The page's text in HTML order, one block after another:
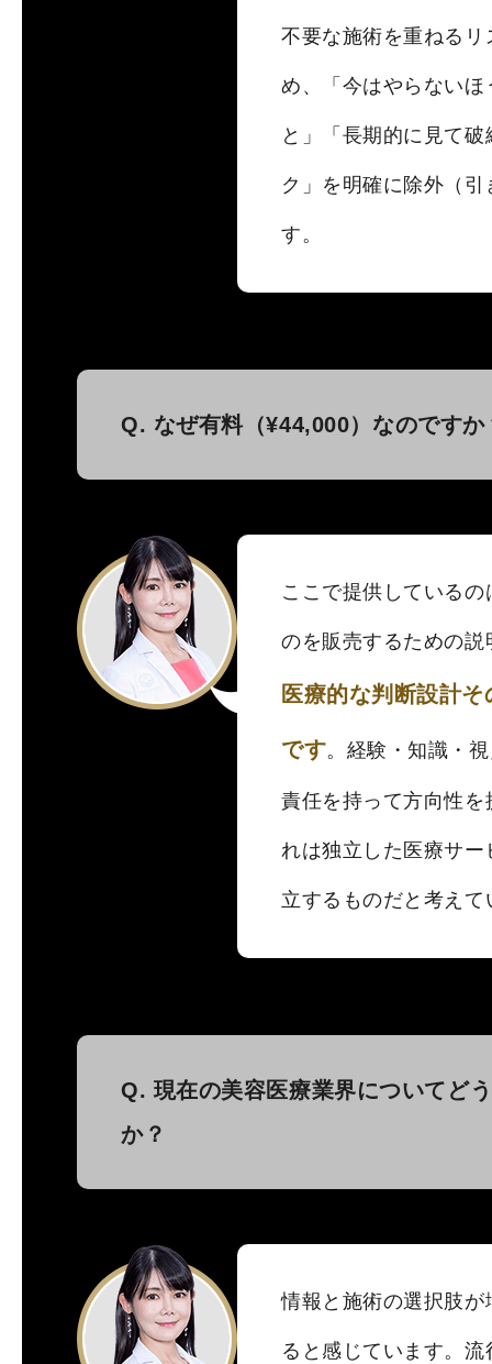
不要な施術を重ねるリ
め、「今はやらないほ
と」「長期的に見て破
ク」を明確に除外（引
す。
Q. なぜ有料（¥44,000）なのですか
ここで提供している
のを販売するための説
医療的な判断設計
です。経験・知識・
責任を持って方向性を
れは独立した医療サー
立するものだと考えて
Q. 現在の美容医療業界についてど
か？
情報と施術の選択肢が
ると感じています。